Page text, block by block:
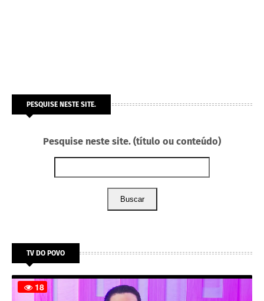
PESQUISE NESTE SITE.
Pesquise neste site. (título ou conteúdo)
Buscar
TV DO POVO